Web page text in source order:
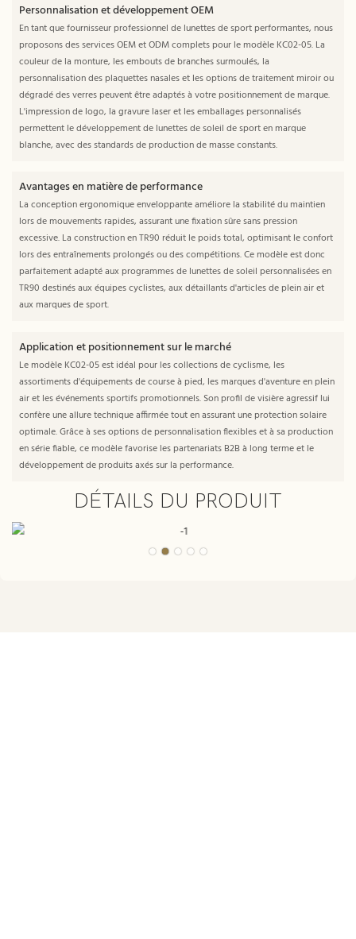
Personnalisation et développement OEM
En tant que fournisseur professionnel de lunettes de sport performantes, nous
proposons des services OEM et ODM complets pour le modèle KC02-05. La
couleur de la monture, les embouts de branches surmoulés, la
personnalisation des plaquettes nasales et les options de traitement miroir ou
dégradé des verres peuvent être adaptés à votre positionnement de marque.
L'impression de logo, la gravure laser et les emballages personnalisés
permettent le développement de lunettes de soleil de sport en marque
blanche, avec des standards de production de masse constants.
Avantages en matière de performance
La conception ergonomique enveloppante améliore la stabilité du maintien
lors de mouvements rapides, assurant une fixation sûre sans pression
excessive. La construction en TR90 réduit le poids total, optimisant le confort
lors des entraînements prolongés ou des compétitions. Ce modèle est donc
parfaitement adapté aux programmes de lunettes de soleil personnalisées en
TR90 destinés aux équipes cyclistes, aux détaillants d'articles de plein air et
aux marques de sport.
Application et positionnement sur le marché
Le modèle KC02-05 est idéal pour les collections de cyclisme, les
assortiments d'équipements de course à pied, les marques d'aventure en plein
air et les événements sportifs promotionnels. Son profil de visière agressif lui
confère une allure technique affirmée tout en assurant une protection solaire
optimale. Grâce à ses options de personnalisation flexibles et à sa production
en série fiable, ce modèle favorise les partenariats B2B à long terme et le
développement de produits axés sur la performance.
DÉTAILS DU PRODUIT